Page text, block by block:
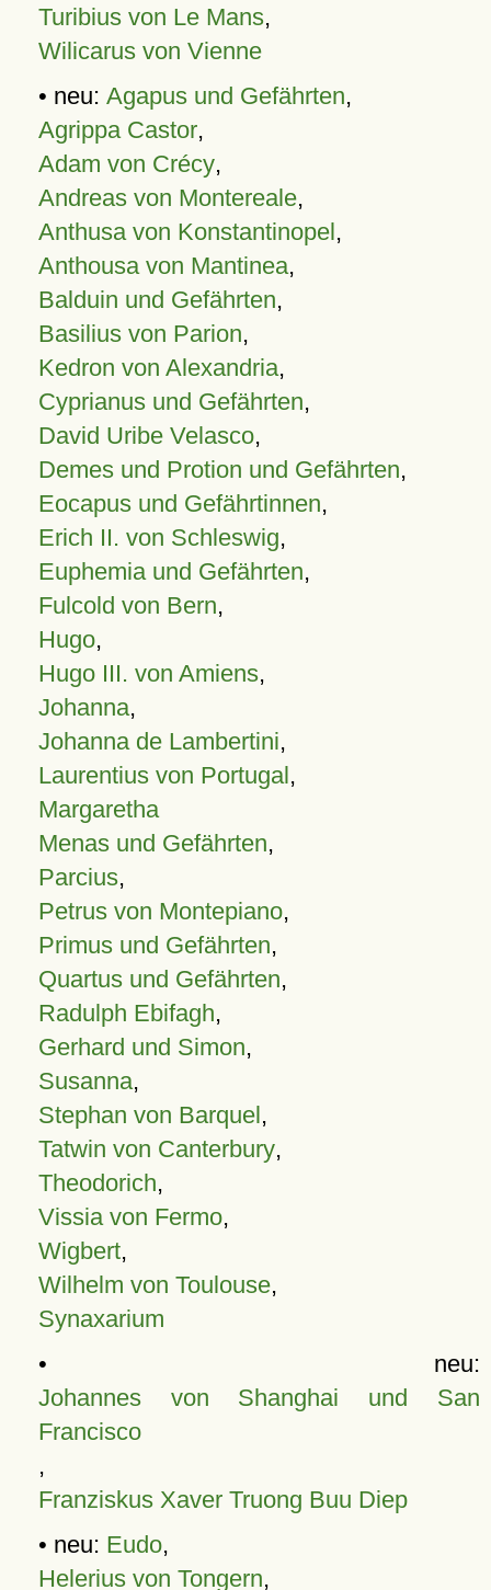
Turibius von Le Mans,
Wilicarus von Vienne
• neu: Agapus und Gefährten,
Agrippa Castor,
Adam von Crécy,
Andreas von Montereale,
Anthusa von Konstantinopel,
Anthousa von Mantinea,
Balduin und Gefährten,
Basilius von Parion,
Kedron von Alexandria,
Cyprianus und Gefährten,
David Uribe Velasco,
Demes und Protion und Gefährten,
Eocapus und Gefährtinnen,
Erich II. von Schleswig,
Euphemia und Gefährten,
Fulcold von Bern,
Hugo,
Hugo III. von Amiens,
Johanna,
Johanna de Lambertini,
Laurentius von Portugal,
Margaretha
Menas und Gefährten,
Parcius,
Petrus von Montepiano,
Primus und Gefährten,
Quartus und Gefährten,
Radulph Ebifagh,
Gerhard und Simon,
Susanna,
Stephan von Barquel,
Tatwin von Canterbury,
Theodorich,
Vissia von Fermo,
Wigbert,
Wilhelm von Toulouse,
Synaxarium
• neu:
Johannes von Shanghai und San
Francisco
,
Franziskus Xaver Truong Buu Diep
• neu: Eudo,
Helerius von Tongern,